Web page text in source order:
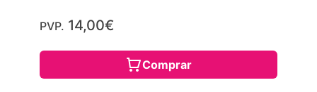
PVP. 14,00€
Comprar